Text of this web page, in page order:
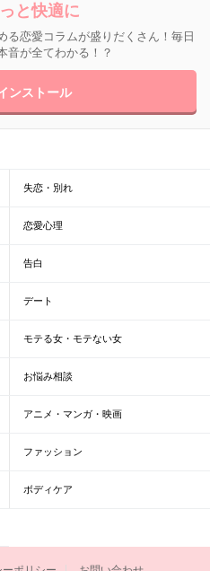
と快適に
る恋愛コラムが盛りだくさん！毎日
音が全てわかる！？
ンストール
失恋・別れ
恋愛心理
告白
デート
モテる女・モテない女
お悩み相談
アニメ・マンガ・映画
ファッション
ボディケア